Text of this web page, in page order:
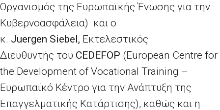
Οργανισμός της Ευρωπαϊκής Ένωσης για την
Κυβερνοασφάλεια) και ο
κ. Juergen Siebel, Εκτελεστικός
Διευθυντής του CEDEFOP (European Centre for
the Development of Vocational Training –
Ευρωπαϊκό Κέντρο για την Ανάπτυξη της
Επαγγελματικής Κατάρτισης), καθώς και η